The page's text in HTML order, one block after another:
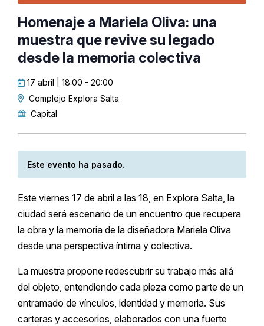
Homenaje a Mariela Oliva: una
muestra que revive su legado
desde la memoria colectiva
17 abril | 18:00 - 20:00
Complejo Explora Salta
Capital
Este evento ha pasado.
Este viernes 17 de abril a las 18, en Explora Salta, la
ciudad será escenario de un encuentro que recupera
la obra y la memoria de la diseñadora Mariela Oliva
desde una perspectiva íntima y colectiva.
La muestra propone redescubrir su trabajo más allá
del objeto, entendiendo cada pieza como parte de un
entramado de vínculos, identidad y memoria. Sus
carteras y accesorios, elaborados con una fuerte